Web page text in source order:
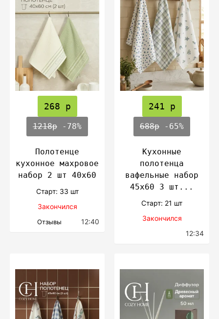
268 р
1218р -78%
Полотенце
кухонное махровое
набор 2 шт 40х60
Cтарт: 33 шт
Закончился
Отзывы 12:40
241 р
688р -65%
Кухонные
полотенца
вафельные набор
45х60 3 шт...
Cтарт: 21 шт
Закончился
12:34